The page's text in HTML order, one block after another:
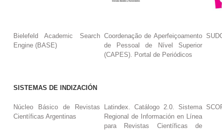
Bielefeld Academic Search
Engine (BASE)
Coordenação de Aperfeiçoamento
de Pessoal de Nível Superior
(CAPES). Portal de Periódicos
SISTEMAS DE INDIZACIÓN
Núcleo Básico de Revistas
Científicas Argentinas
Latindex. Catálogo 2.0. Sistema
Regional de Información en Línea
para Revistas Científicas de